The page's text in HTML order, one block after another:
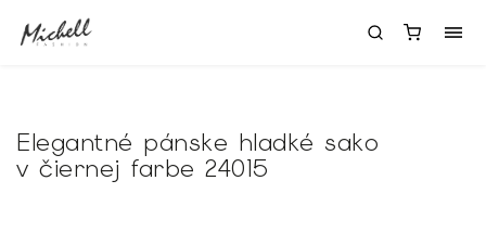
Elegantné pánske hladké sako
v čiernej farbe 24015